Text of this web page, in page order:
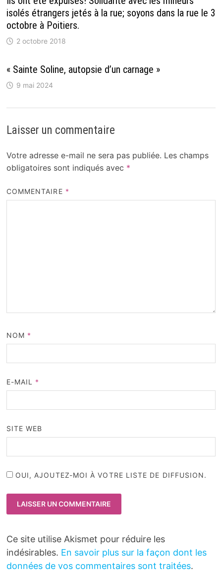
isolés étrangers jetés à la rue; soyons dans la rue le 3
octobre à Poitiers.
2 octobre 2018
« Sainte Soline, autopsie d’un carnage »
9 mai 2024
Laisser un commentaire
Votre adresse e-mail ne sera pas publiée. Les champs
obligatoires sont indiqués avec *
COMMENTAIRE *
NOM *
E-MAIL *
SITE WEB
OUI, AJOUTEZ-MOI À VOTRE LISTE DE DIFFUSION.
Ce site utilise Akismet pour réduire les
indésirables. En savoir plus sur la façon dont les
données de vos commentaires sont traitées.